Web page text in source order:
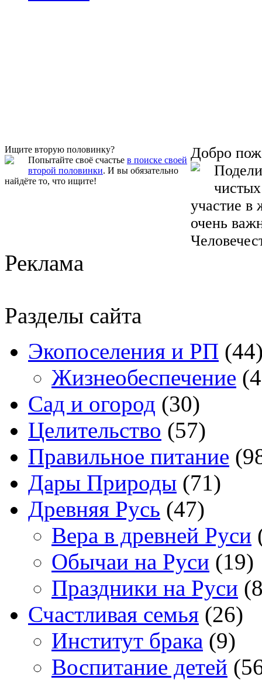
Ищите вторую половинку?
Попытайте своё счастье в поиске своей
второй половинки. И вы обязательно
найдёте то, что ищите!
Добро
участие в
очень
Реклама
Разделы сайта
Экопоселения и РП
Жизнеобеспечение
Сад и огород (30)
Целительство (57)
Правильное питание
Дары Природы (71)
Древняя Русь (47)
Вера в древней Руси
Обычаи на Руси (19)
Праздники на Руси
Счастливая семья (26)
Институт брака (9)
Воспитание детей